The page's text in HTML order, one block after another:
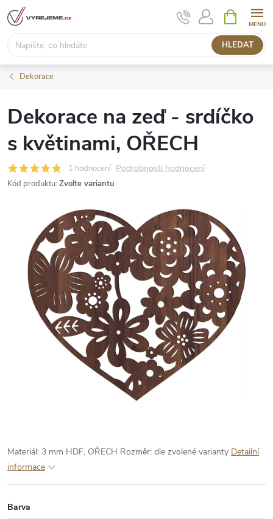
Přejít
na
obsah
HLEDAT
NÁKUPNÍ
KOŠÍK
Dekorace
Dekorace na zeď - srdíčko
s květinami, OŘECH
1 hodnocení Podrobnosti hodnocení
Kód produktu: Zvolte variantu
Materiál: 3 mm HDF, OŘECH Rozměr: dle zvolené varianty Detailní
informace
Barva